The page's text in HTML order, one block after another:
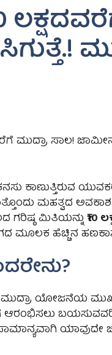
ಮುದ್ರಾ ಸಾಲ!
ಕಾಣುತ್ತಿರುವ
ಮಹತ್ವದ
ಗರಿಷ್ಠ ಮಿತಿಯನ್ನು₹10
ಮೂಲಕ ಹೆಚ್ಚಿನ
ಯೋಜನೆಯ
ಯಾವುದೇ